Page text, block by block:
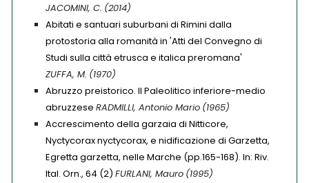
JACOMINI, C. (2014)
Abitati e santuari suburbani di Rimini dalla
protostoria alla romanità in 'Atti del Convegno di
Studi sulla città etrusca e italica preromana'
ZUFFA, M. (1970)
Abruzzo preistorico. Il Paleolitico inferiore-medio
abruzzese RADMILLI, Antonio Mario (1965)
Accrescimento della garzaia di Nitticore,
Nyctycorax nyctycorax, e nidificazione di Garzetta,
Egretta garzetta, nelle Marche (pp.165-168). In: Riv.
Ital. Orn., 64 (2) FURLANI, Mauro (1995)